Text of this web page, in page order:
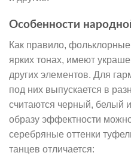
Особенности
Как правило,
ярких тонах, имеют
других элементов. Для
под них выпускается в
считаются черный, белый
образу эффектности
серебряные оттенки
танцев отличается: